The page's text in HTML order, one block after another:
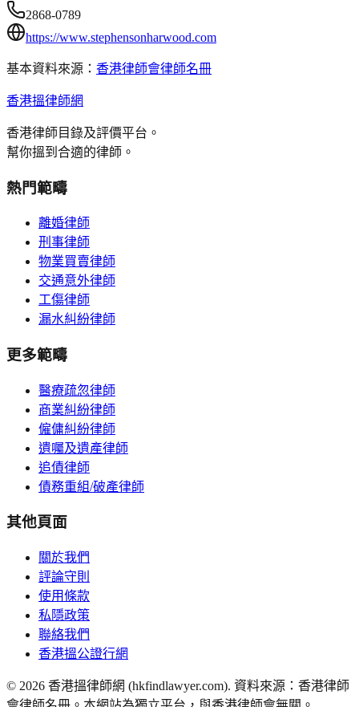
2868-0789
https://www.stephensonharwood.com
基本資料來源： 香港律師會律師名冊
香港搵律師網
香港律師目錄及評價平台。
幫你搵到合適的律師。
熱門範疇
離婚律師
刑事律師
物業買賣律師
交通意外律師
工傷律師
漏水糾紛律師
更多範疇
醫療疏忽律師
商業糾紛律師
僱傭糾紛律師
遺囑及遺產律師
追債律師
債務重組/破產律師
其他頁面
關於我們
評論守則
使用條款
私隱政策
聯絡我們
香港搵公證行網
© 2026 香港搵律師網 (hkfindlawyer.com). 資料來源：香港律師